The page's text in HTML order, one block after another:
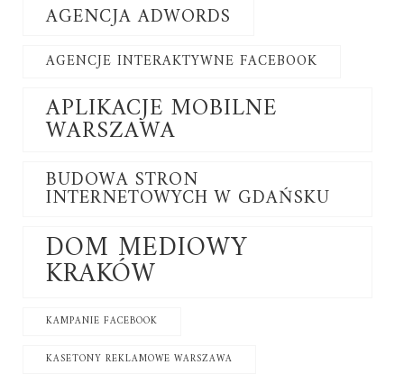
AGENCJA ADWORDS
AGENCJE INTERAKTYWNE FACEBOOK
APLIKACJE MOBILNE
WARSZAWA
BUDOWA STRON
INTERNETOWYCH W GDAŃSKU
DOM MEDIOWY
KRAKÓW
KAMPANIE FACEBOOK
KASETONY REKLAMOWE WARSZAWA